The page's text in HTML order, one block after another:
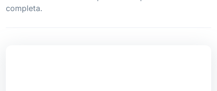
completa.